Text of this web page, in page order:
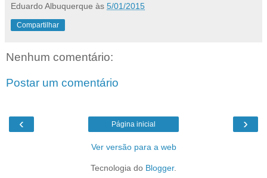
Eduardo Albuquerque às 5/01/2015
Compartilhar
Nenhum comentário:
Postar um comentário
‹ ›
Página inicial
Ver versão para a web
Tecnologia do Blogger.